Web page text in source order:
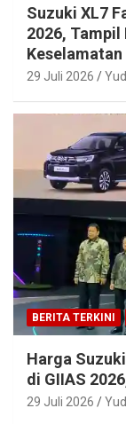
Suzuki XL7
2026,
Keselamatan
29 Juli 2026
BERITA TERKINI
Harga
di GIIAS
29 Juli 2026